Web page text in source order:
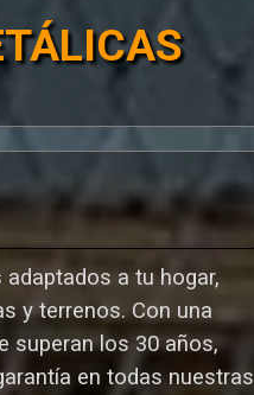
a tu hogar,
y terrenos. Con una
superan los 30 años,
en todas nuestras